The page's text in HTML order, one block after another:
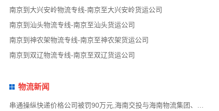
南京到大兴安岭物流专线-南京至大兴安岭货运公司
南京到汕头物流专线-南京至汕头货运公司
南京到神农架物流专线-南京至神农架货运公司
南京到双辽物流专线-南京至双辽货运公司
物流新闻
串通操纵快递价格公司被罚90万元,海南交投与海南物流集团、中国移动海南公司签署战略合作